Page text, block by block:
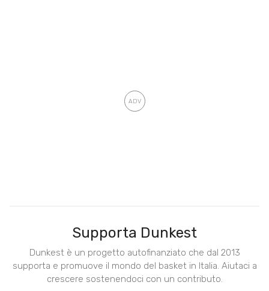
Supporta Dunkest
Dunkest è un progetto autofinanziato che dal 2013
supporta e promuove il mondo del basket in Italia. Aiutaci a
crescere sostenendoci con un contributo.